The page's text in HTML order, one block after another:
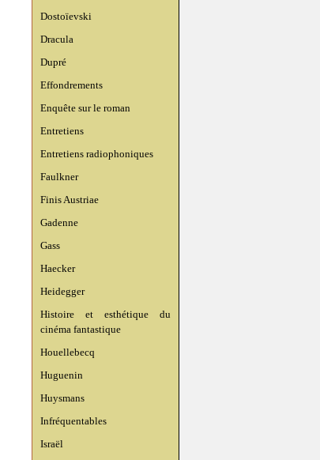
Dostoïevski
Dracula
Dupré
Effondrements
Enquête sur le roman
Entretiens
Entretiens radiophoniques
Faulkner
Finis Austriae
Gadenne
Gass
Haecker
Heidegger
Histoire et esthétique du
cinéma fantastique
Houellebecq
Huguenin
Huysmans
Infréquentables
Israël